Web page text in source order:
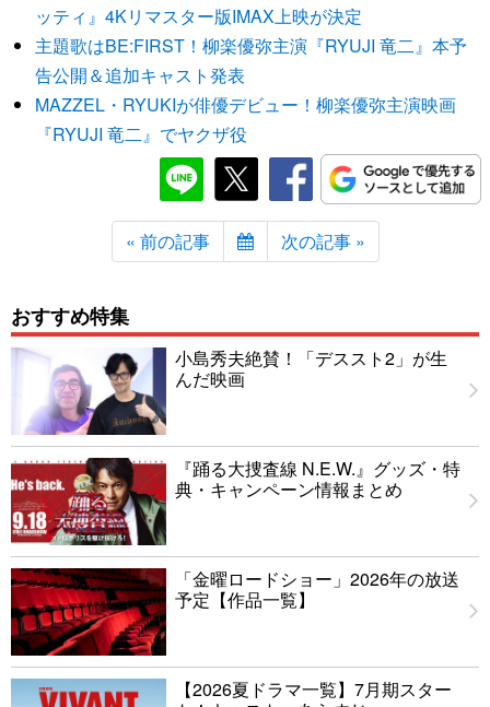
ッティ』4Kリマスター版IMAX上映が決定
主題歌はBE:FIRST！柳楽優弥主演『RYUJI 竜二』本予
告公開＆追加キャスト発表
MAZZEL・RYUKIが俳優デビュー！柳楽優弥主演映画
『RYUJI 竜二』でヤクザ役
« 前の記事 次の記事 »
おすすめ特集
小島秀夫絶賛！「デススト2」が生
んだ映画
『踊る大捜査線 N.E.W.』グッズ・特
典・キャンペーン情報まとめ
「金曜ロードショー」2026年の放送
予定【作品一覧】
【2026夏ドラマ一覧】7月期スター